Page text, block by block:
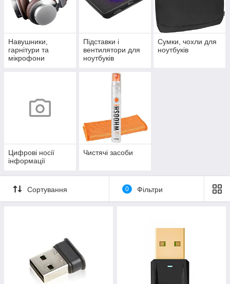
Навушники,
гарнітури та
мікрофони
Підставки і
вентилятори для
ноутбуків
Сумки, чохли для
ноутбуків
Цифрові носії
інформації
Чистячі засоби
Сортування 0 Фільтри